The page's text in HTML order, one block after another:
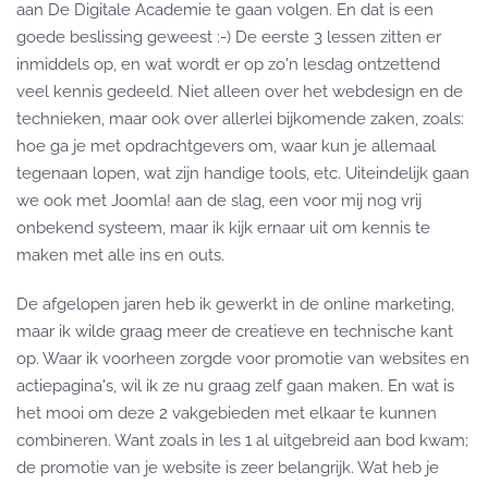
aan De Digitale Academie te gaan volgen. En dat is een
goede beslissing geweest :-) De eerste 3 lessen zitten er
inmiddels op, en wat wordt er op zo'n lesdag ontzettend
veel kennis gedeeld. Niet alleen over het webdesign en de
technieken, maar ook over allerlei bijkomende zaken, zoals:
hoe ga je met opdrachtgevers om, waar kun je allemaal
tegenaan lopen, wat zijn handige tools, etc. Uiteindelijk gaan
we ook met Joomla! aan de slag, een voor mij nog vrij
onbekend systeem, maar ik kijk ernaar uit om kennis te
maken met alle ins en outs.
De afgelopen jaren heb ik gewerkt in de online marketing,
maar ik wilde graag meer de creatieve en technische kant
op. Waar ik voorheen zorgde voor promotie van websites en
actiepagina's, wil ik ze nu graag zelf gaan maken. En wat is
het mooi om deze 2 vakgebieden met elkaar te kunnen
combineren. Want zoals in les 1 al uitgebreid aan bod kwam;
de promotie van je website is zeer belangrijk. Wat heb je